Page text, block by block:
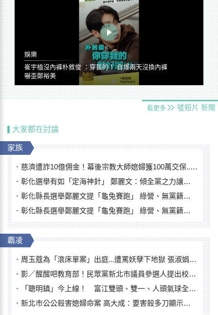
娛樂
崔宇植沒內褲朴敘俊 ：穿我的！ 自爆兩天沒換內褲
嚇歪鄭裕美
看更多 噓短片 新聞
大家都在討論
家族
慈濟遭詐10億佣金！幕後宗教大師媳婦獲100萬交保...快步奔離不發一語
彰化選舉有如「定海神針」 鄭麗文：傾全黨之力讓彰化贏
彰化縣長選舉鄭麗文提「龜兔賽跑」 綠營、無黨籍忙否認是烏龜
彰化縣長選舉鄭麗文提「龜兔賽跑」 綠營、無黨籍忙否認是烏龜
霸凌
周玉蔻為「滾床單案」出庭...遭罵妖孽下地獄 張淑娟批：舌頭殺人有罪
影／醒醒吧教育部！民眾黨新北市議員參選人提出校園反毒防線升級政見
「聰明鎮」今上線！ 富江雙頭、雙一、人頭氣球全登場
新北市公公殺害媳婦命案 高大成：要害殺多刀顯示怨恨深